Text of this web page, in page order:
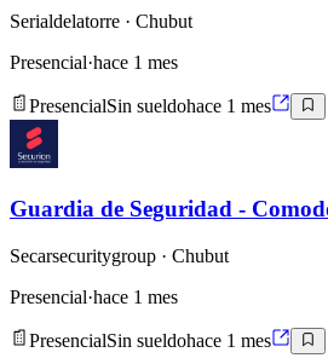
Serialdelatorre · Chubut
Presencial·hace 1 mes
PresencialSin sueldohace 1 mes
Guardia de Seguridad -
Secarsecuritygroup · Chubut
Presencial·hace 1 mes
PresencialSin sueldohace 1 mes